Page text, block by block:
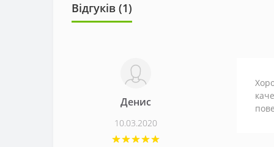
Відгуків (1)
Денис
10.03.2020